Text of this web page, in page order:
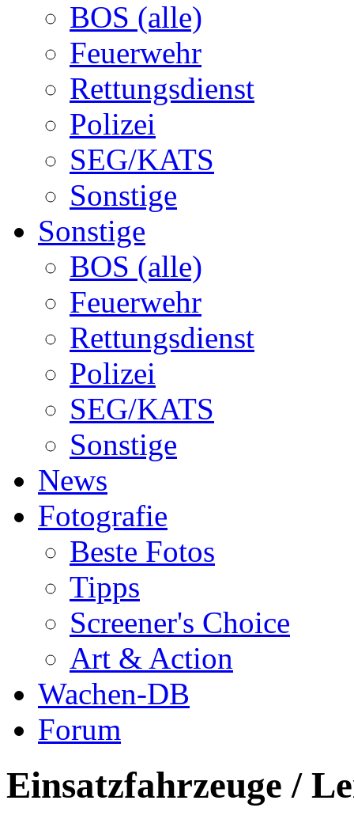
BOS (alle)
Feuerwehr
Rettungsdienst
Polizei
SEG/KATS
Sonstige
Sonstige
BOS (alle)
Feuerwehr
Rettungsdienst
Polizei
SEG/KATS
Sonstige
News
Fotografie
Beste Fotos
Tipps
Screener's Choice
Art & Action
Wachen-DB
Forum
Einsatzfahrzeuge /